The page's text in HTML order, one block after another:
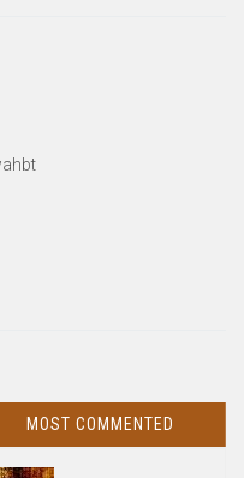
MOST COMMENTED